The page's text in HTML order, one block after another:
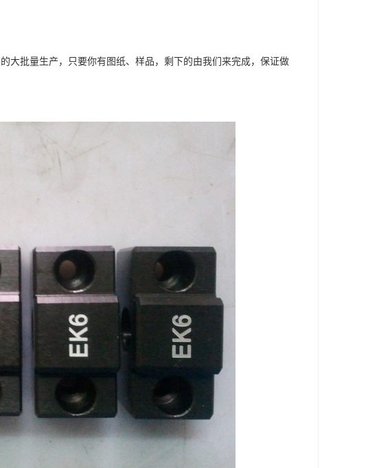
大批量生产，只要你有图纸、样品，剩下的由我们来完成，保证做